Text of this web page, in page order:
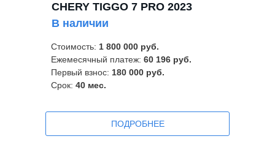
ПOДРОБНЕЕ
Стоимость: 1 800 000 руб.
Ежемесячный платеж: 60 196 руб.
Первый взнос: 180 000 руб.
Срок: 40 мес.
CHERY TIGGO 7 PRO 2023
В наличии